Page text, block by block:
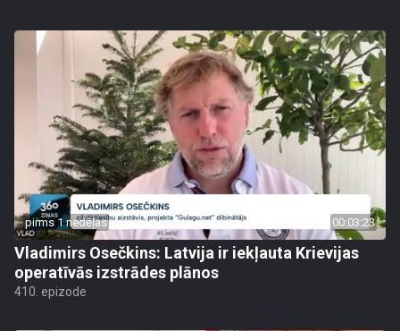
pirms 1 nedēļas 00:03:23
Vladimirs Osečkins: Latvija ir iekļauta Krievijas
operatīvās izstrādes plānos
410. epizode